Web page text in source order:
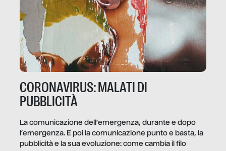
CORONAVIRUS: MALATI DI
PUBBLICITÀ
La comunicazione dell’emergenza, durante e dopo
l’emergenza. E poi la comunicazione punto e basta, la
pubblicità e la sua evoluzione: come cambia il filo